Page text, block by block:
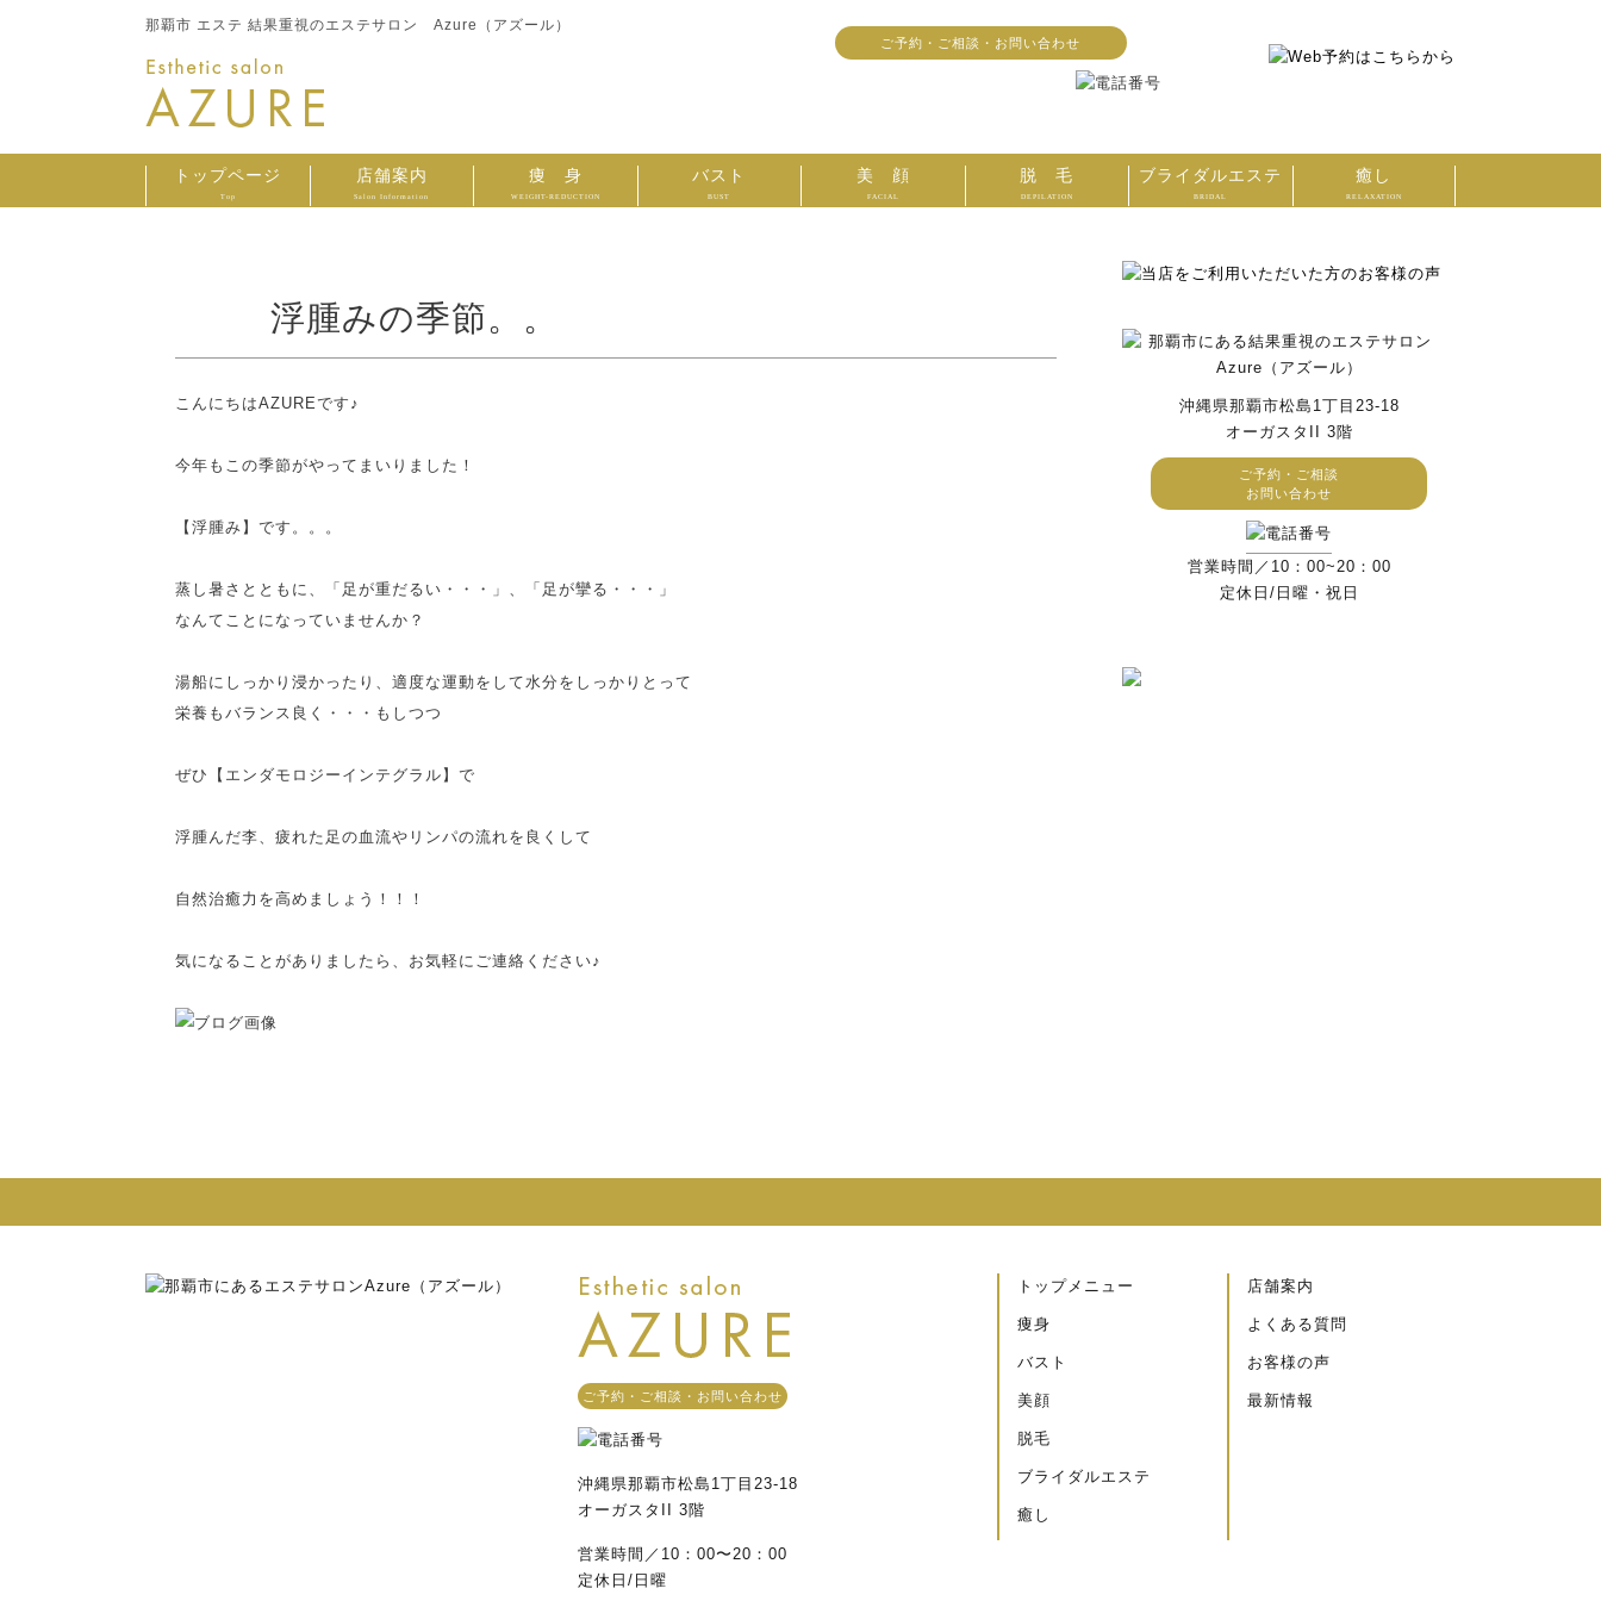
那覇市 エステ 結果重視のエステサロン Azure（アズール）
ご予約・ご相談・お問い合わせ
トップページ
Top
店舗案内
Salon Information
痩 身
WEIGHT-REDUCTION
バスト
BUST
美 顔
FACIAL
脱 毛
DEPILATION
ブライダルエステ
BRIDAL
癒し
RELAXATION
浮腫みの季節。。
こんにちはAZUREです♪
今年もこの季節がやってまいりました！
【浮腫み】です。。。
蒸し暑さとともに、「足が重だるい・・・」、「足が攣る・・・」
なんてことになっていませんか？
湯船にしっかり浸かったり、適度な運動をして水分をしっかりとって
栄養もバランス良く・・・もしつつ
ぜひ【エンダモロジーインテグラル】で
浮腫んだ李、疲れた足の血流やリンパの流れを良くして
自然治癒力を高めましょう！！！
気になることがありましたら、お気軽にご連絡ください♪
沖縄県那覇市松島1丁目23-18
オーガスタII 3階
ご予約・ご相談
お問い合わせ
営業時間／10：00~20：00
定休日/日曜・祝日
ご予約・ご相談・お問い合わせ
沖縄県那覇市松島1丁目23-18
オーガスタII 3階
営業時間／10：00〜20：00
定休日/日曜
トップメニュー
痩身
バスト
美顔
脱毛
ブライダルエステ
癒し
店舗案内
よくある質問
お客様の声
最新情報